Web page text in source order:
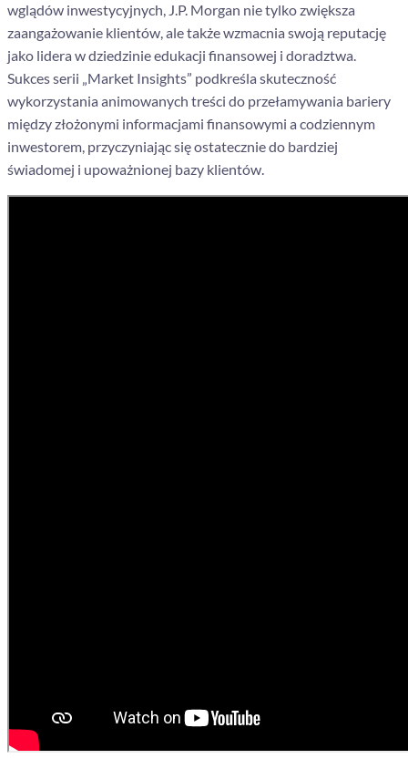
wglądów inwestycyjnych, J.P. Morgan nie tylko zwiększa
zaangażowanie klientów, ale także wzmacnia swoją reputację
jako lidera w dziedzinie edukacji finansowej i doradztwa.
Sukces serii „Market Insights” podkreśla skuteczność
wykorzystania animowanych treści do przełamywania bariery
między złożonymi informacjami finansowymi a codziennym
inwestorem, przyczyniając się ostatecznie do bardziej
świadomej i upoważnionej bazy klientów.